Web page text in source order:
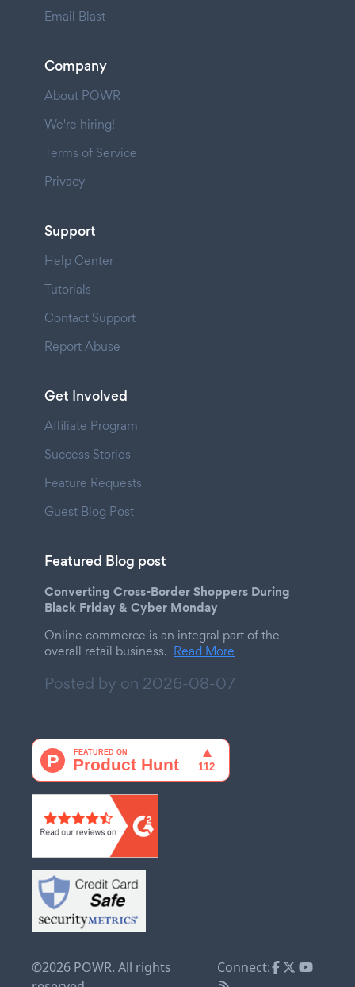
Email Blast
Company
About POWR
We're hiring!
Terms of Service
Privacy
Support
Help Center
Tutorials
Contact Support
Report Abuse
Get Involved
Affiliate Program
Success Stories
Feature Requests
Guest Blog Post
Featured Blog post
Converting Cross-Border Shoppers During
Black Friday & Cyber Monday
Online commerce is an integral part of the
overall retail business. Read More
Posted by on 2026-08-07
©2026 POWR. All rights
Connect: